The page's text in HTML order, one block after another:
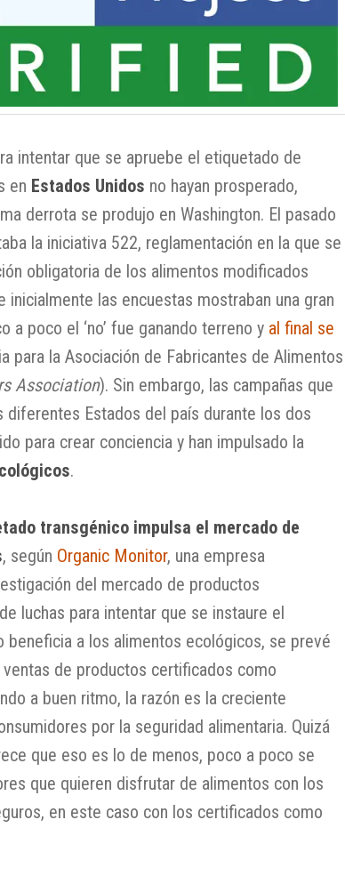
intentar que se apruebe el etiquetado de
en Estados Unidos no hayan prosperado,
derrota se produjo en Washington. El pasado
la iniciativa 522, reglamentación en la que se
obligatoria de los alimentos modificados
inicialmente las encuestas mostraban una gran
a poco el ‘no’ fue ganando terreno y al final se
para la Asociación de Fabricantes de Alimentos
Association). Sin embargo, las campañas que
diferentes Estados del país durante los dos
para crear conciencia y han impulsado la
.
transgénico impulsa el mercado de
, según Organic Monitor, una empresa
del mercado de productos
luchas para intentar que se instaure el
beneficia a los alimentos ecológicos, se prevé
de productos certificados como
a buen ritmo, la razón es la creciente
por la seguridad alimentaria. Quizá
que eso es lo de menos, poco a poco se
que quieren disfrutar de alimentos con los
en este caso con los certificados como